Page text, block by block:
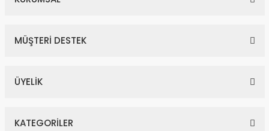
MÜŞTERİ DESTEK
ÜYELİK
KATEGORİLER